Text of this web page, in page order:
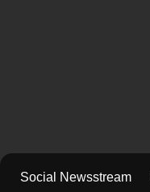
Social Newsstream